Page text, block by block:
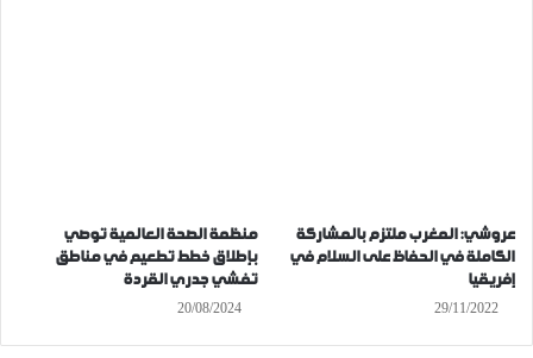
عروشي: المغرب ملتزم بالمشاركة
الكاملة في الحفاظ على السلام في
إفريقيا
29/11/2022
منظمة الصحة العالمية توصي
بإطلاق خطط تطعيم في مناطق
تفشي جدري القردة
20/08/2024